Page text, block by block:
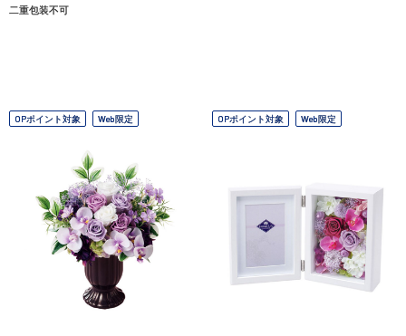
二重包装不可
OPポイント対象 Web限定 OPポイント対象 Web限定